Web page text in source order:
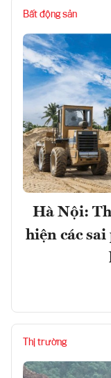
Bất động sản
Hà Nội:
hiện các
Thị trường